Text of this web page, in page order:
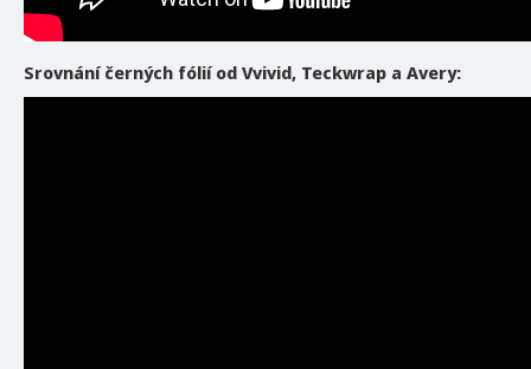
Srovnání černých fólií od Vvivid, Teckwrap a Avery: